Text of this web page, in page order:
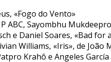
«Fogo do Vento»
ABC, Sayombhu
e Daniel Soares, «Bad for
Williams, «Iris», de João
Krahô e Angeles